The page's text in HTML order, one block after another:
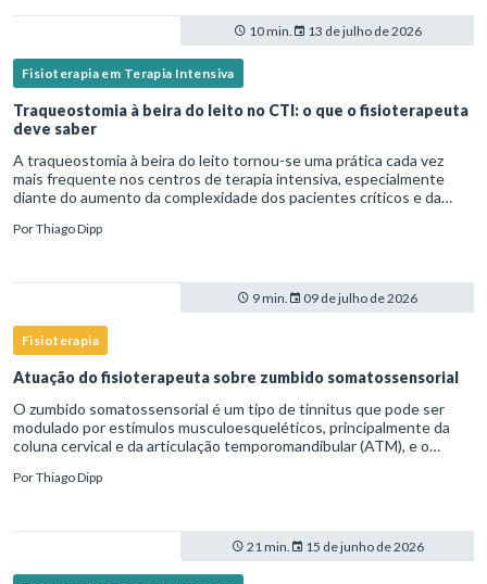
10 min. 13 de julho de 2026
Fisioterapia em Terapia Intensiva
Traqueostomia à beira do leito no CTI: o que o fisioterapeuta
deve saber
A traqueostomia à beira do leito tornou-se uma prática cada vez
mais frequente nos centros de terapia intensiva, especialmente
diante do aumento da complexidade dos pacientes críticos e da
PorThiago Dipp
9 min. 09 de julho de 2026
Fisioterapia
Atuação do fisioterapeuta sobre zumbido somatossensorial
O zumbido somatossensorial é um tipo de tinnitus que pode ser
modulado por estímulos musculoesqueléticos, principalmente da
coluna cervical e da articulação temporomandibular (ATM), e o
PorThiago Dipp
21 min. 15 de junho de 2026